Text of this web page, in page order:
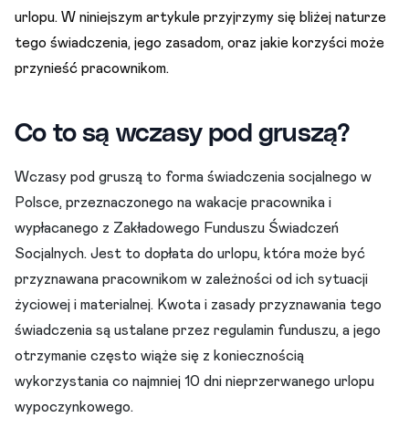
urlopu. W niniejszym artykule przyjrzymy się bliżej naturze
tego świadczenia, jego zasadom, oraz jakie korzyści może
przynieść pracownikom.
Co to są wczasy pod gruszą?
Wczasy pod gruszą to forma świadczenia socjalnego w
Polsce, przeznaczonego na wakacje pracownika i
wypłacanego z Zakładowego Funduszu Świadczeń
Socjalnych. Jest to dopłata do urlopu, która może być
przyznawana pracownikom w zależności od ich sytuacji
życiowej i materialnej. Kwota i zasady przyznawania tego
świadczenia są ustalane przez regulamin funduszu, a jego
otrzymanie często wiąże się z koniecznością
wykorzystania co najmniej 10 dni nieprzerwanego urlopu
wypoczynkowego.